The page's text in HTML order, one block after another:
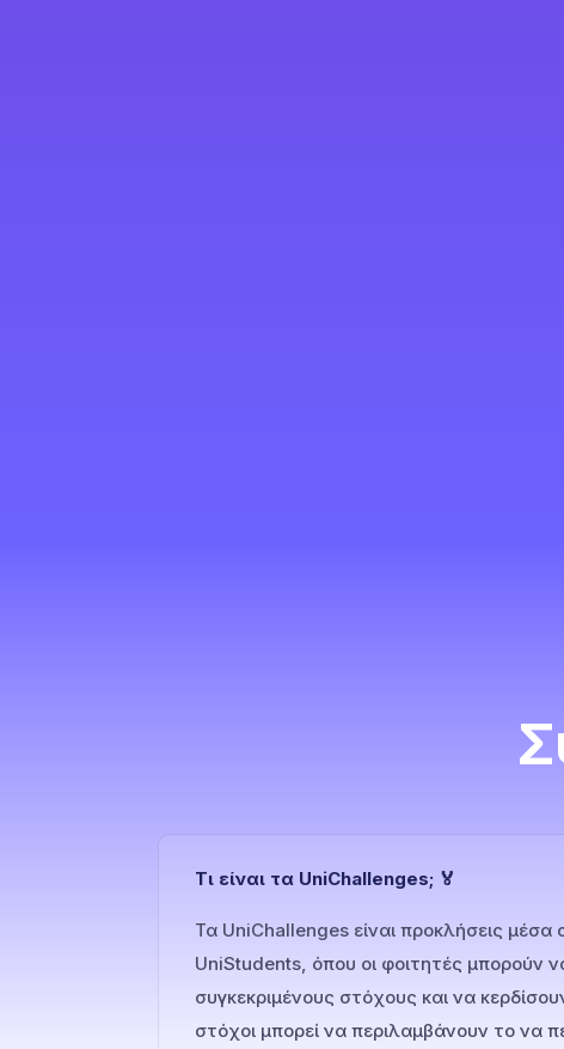
Τι είναι τα UniChallenges; 🏅
Τα UniChallenges είναι προκλήσεις μέσα
UniStudents, όπου οι φοιτητές μπορούν
συγκεκριμένους στόχους και να
στόχοι μπορεί να περιλαμβάνουν το να